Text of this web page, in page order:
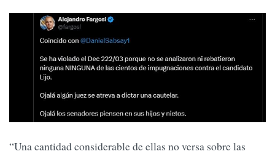
“Una cantidad considerable de ellas no versa sobre las